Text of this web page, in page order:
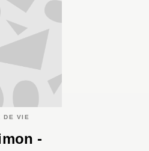
DE VIE
-